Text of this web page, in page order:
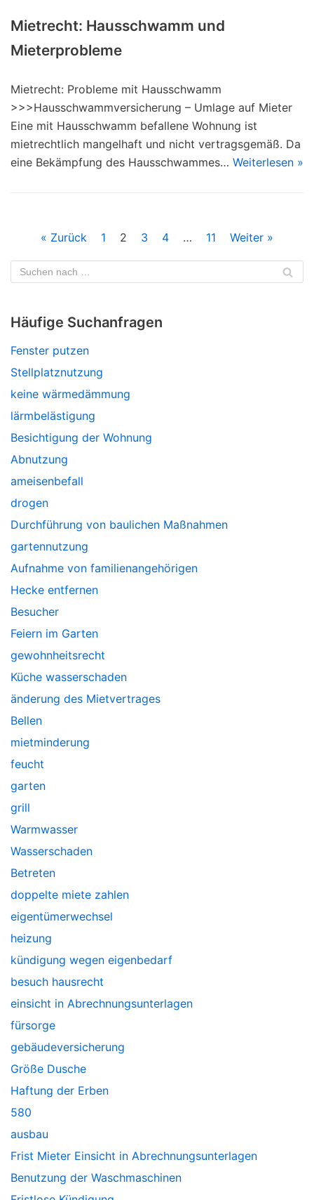
Mietrecht: Hausschwamm und
Mieterprobleme
Mietrecht: Probleme mit Hausschwamm
>>>Hausschwammversicherung – Umlage auf Mieter
Eine mit Hausschwamm befallene Wohnung ist
mietrechtlich mangelhaft und nicht vertragsgemäß. Da
eine Bekämpfung des Hausschwammes… Weiterlesen »
« Zurück 1 2 3 4 … 11 Weiter »
Häufige Suchanfragen
Fenster putzen
Stellplatznutzung
keine wärmedämmung
lärmbelästigung
Besichtigung der Wohnung
Abnutzung
ameisenbefall
drogen
Durchführung von baulichen Maßnahmen
gartennutzung
Aufnahme von familienangehörigen
Hecke entfernen
Besucher
Feiern im Garten
gewohnheitsrecht
Küche wasserschaden
änderung des Mietvertrages
Bellen
mietminderung
feucht
garten
grill
Warmwasser
Wasserschaden
Betreten
doppelte miete zahlen
eigentümerwechsel
heizung
kündigung wegen eigenbedarf
besuch hausrecht
einsicht in Abrechnungsunterlagen
fürsorge
gebäudeversicherung
Größe Dusche
Haftung der Erben
580
ausbau
Frist Mieter Einsicht in Abrechnungsunterlagen
Benutzung der Waschmaschinen